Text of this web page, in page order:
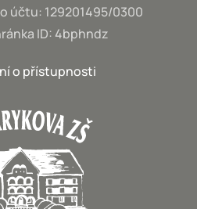
účtu: 129201495/0300
ID: 4bphndz
o přístupnosti